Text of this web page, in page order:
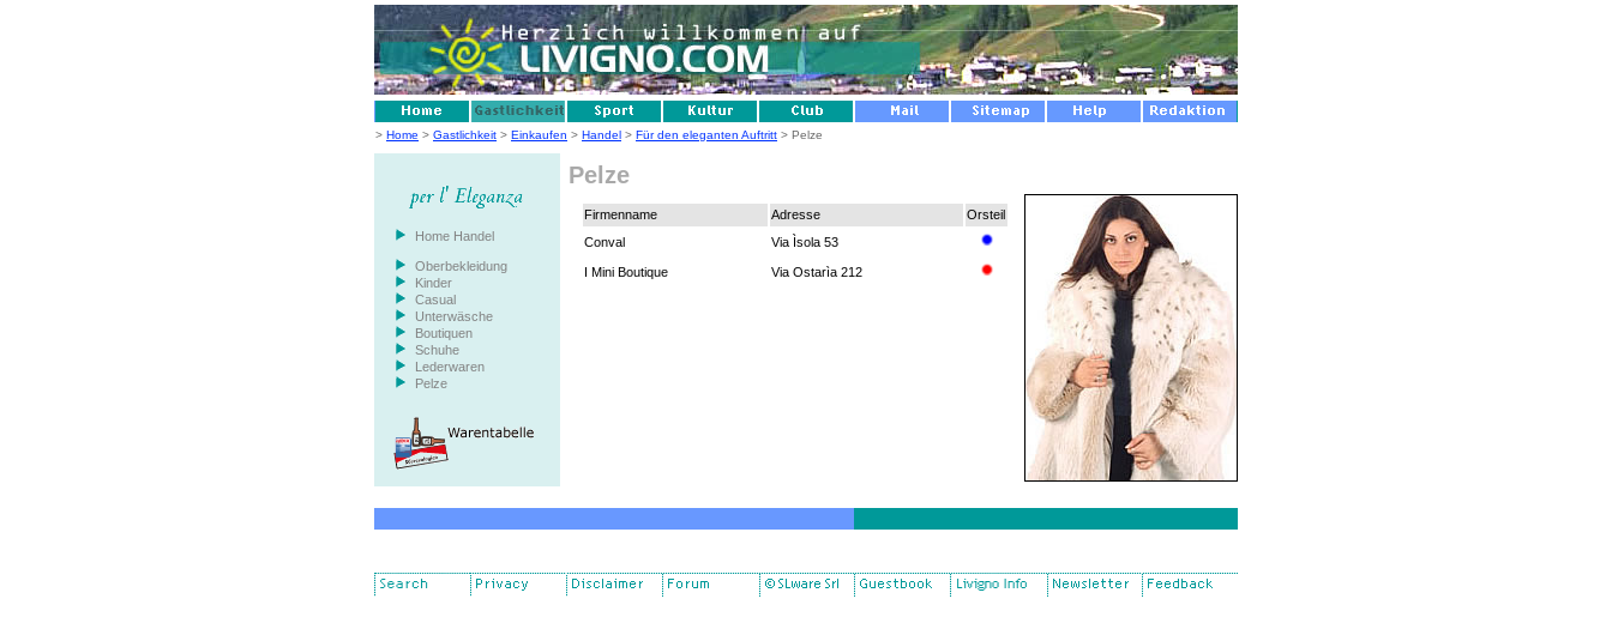
> Home > Gastlichkeit > Einkaufen > Handel > Für den eleganten Auftritt > Pelze
Home Handel
Oberbekleidung
Kinder
Casual
Unterwäsche
Boutiquen
Schuhe
Lederwaren
Pelze
Pelze
Firmenname Adresse
Orsteil
Conval
Via Ìsola 53
I Mini Boutique Via Ostarìa 212